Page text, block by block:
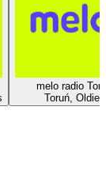
melo radio
Toruń, Oldies